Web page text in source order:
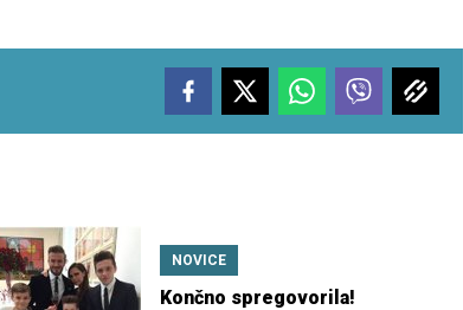
NOVICE
Končno spregovorila!